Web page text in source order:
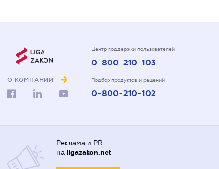
О КОМПАНИИ
Центр поддержки пользователей
0-800-210-103
Подбор продуктов и решений
0-800-210-102
Реклама и PR
на ligazakon.net